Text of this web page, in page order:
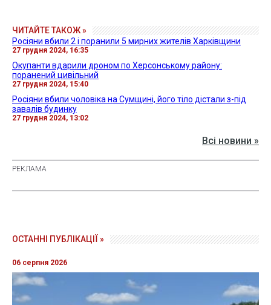
ЧИТАЙТЕ ТАКОЖ »
Росіяни вбили 2 і поранили 5 мирних жителів Харківщини
27 грудня 2024, 16:35
Окупанти вдарили дроном по Херсонському району:
поранений цивільний
27 грудня 2024, 15:40
Росіяни вбили чоловіка на Сумщині, його тіло дістали з-під
завалів будинку
27 грудня 2024, 13:02
Всі новини »
ОСТАННІ ПУБЛІКАЦІЇ »
06 серпня 2026